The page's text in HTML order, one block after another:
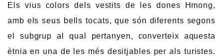
Els vius colors dels vestits de les dones Hmong,
amb els seus bells tocats, que són diferents segons
el subgrup al qual pertanyen, converteix aquesta
ètnia en una de les més desitjables per als turistes.